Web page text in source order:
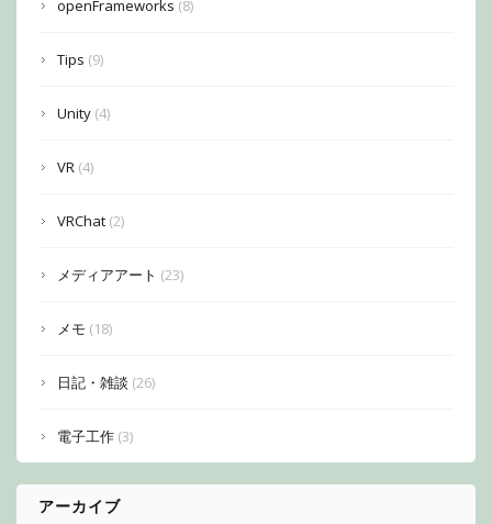
openFrameworks (8)
Tips (9)
Unity (4)
VR (4)
VRChat (2)
メディアアート (23)
メモ (18)
日記・雑談 (26)
電子工作 (3)
アーカイブ